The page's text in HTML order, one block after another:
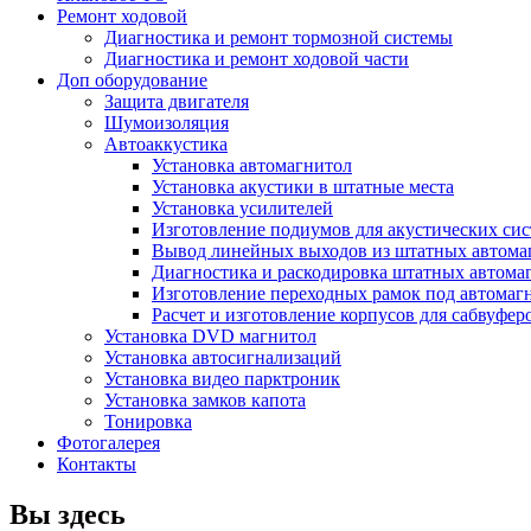
Ремонт ходовой
Диагностика и ремонт тормозной системы
Диагностика и ремонт ходовой части
Доп оборудование
Защита двигателя
Шумоизоляция
Автоаккустика
Установка автомагнитол
Установка акустики в штатные места
Установка усилителей
Изготовление подиумов для акустических
Вывод линейных выходов из штатных
Диагностика и раскодировка штатных
Изготовление переходных рамок под
Расчет и изготовление корпусов для
Установка DVD магнитол
Установка автосигнализаций
Установка видео парктроник
Установка замков капота
Тонировка
Фотогалерея
Контакты
Вы здесь